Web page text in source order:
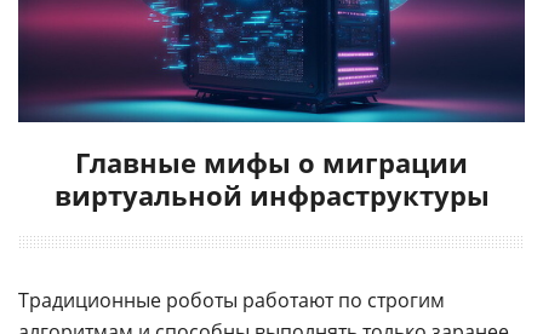
Главные мифы о миграции
виртуальной инфраструктуры
Традиционные роботы работают по строгим